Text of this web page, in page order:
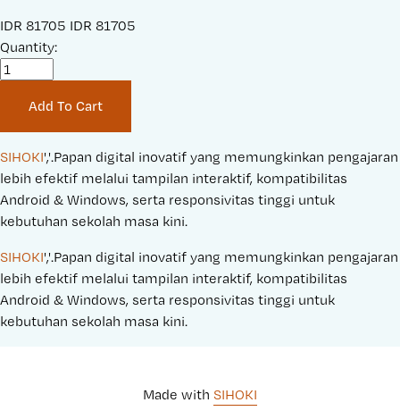
S
a
r
i
c
e
:
IDR 81705 O
i
n
a
l
P
r
c
e
:
IDR 81705
Quantity:
Add To Cart
SIHOKI','.Papan digital inovatif yang memungkinkan pengajaran
lebih efektif melalui tampilan interaktif, kompatibilitas
Android & Windows, serta responsivitas tinggi untuk
kebutuhan sekolah masa kini.
SIHOKI','.Papan digital inovatif yang memungkinkan pengajaran
lebih efektif melalui tampilan interaktif, kompatibilitas
Android & Windows, serta responsivitas tinggi untuk
kebutuhan sekolah masa kini.
Made with SIHOKI